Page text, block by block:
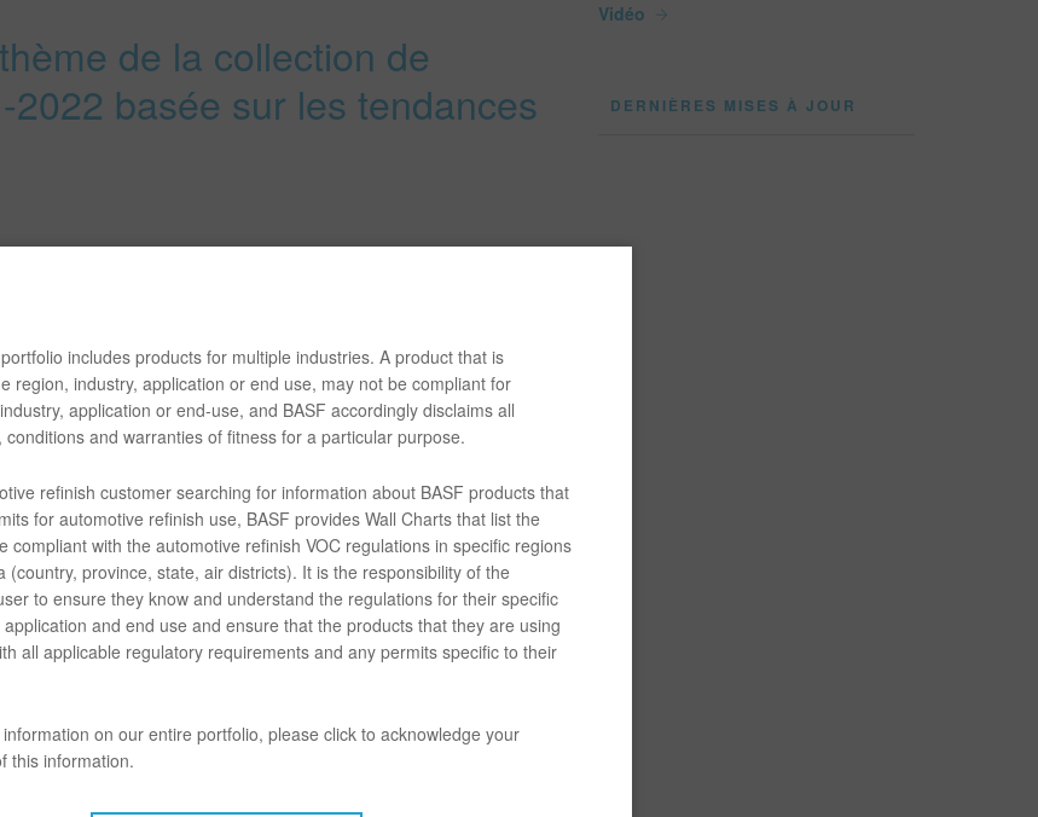
de la collection de
basée sur les tendances
diversité de couleurs
et de fonctionnalité
plongés dans un nouvel univers de couleurs pour la collection de
un phénomène à la
un état où la limite des systèmes binaires est
ou de blanc, de pile ou de face, d’un ou de zéro. Le monde
ci que la collection s’immerge. Les couleurs sont accompagnées
et sérieux, confortable et inquiétant, ou clair et chaotique.
les yeux et qui incitent à la réflexion
se basent sur des positions de couleur familières, mais elles
ou d’un éclat particulier. Les nuances de gris changent en fonction de
et elles ajoutent de la structure à la surface.
sont une superposition de tons complexes qui défient notre
Vidéo
DERNIÈRES MISES À JOUR
portfolio includes products for multiple industries. A product that is
region, industry, application or end use, may not be compliant for
application or end-use, and BASF accordingly disclaims all
conditions and warranties of fitness for a particular purpose.
refinish customer searching for information about BASF products that
for automotive refinish use, BASF provides Wall Charts that list the
compliant with the automotive refinish VOC regulations in specific regions
(country, province, state, air districts). It is the responsibility of the
to ensure they know and understand the regulations for their specific
and end use and ensure that the products that they are using
all applicable regulatory requirements and any permits specific to their
on our entire portfolio, please click to acknowledge your
this information.